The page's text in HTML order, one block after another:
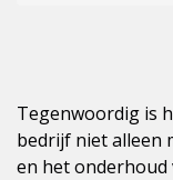
Tegenwoordig is
bedrijf niet alleen
en het onderhoud